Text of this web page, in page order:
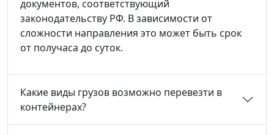
документов, соответствующий
законодательству РФ. В зависимости от
сложности направления это может быть срок
от получаса до суток.
Какие виды грузов возможно перевезти в
контейнерах?